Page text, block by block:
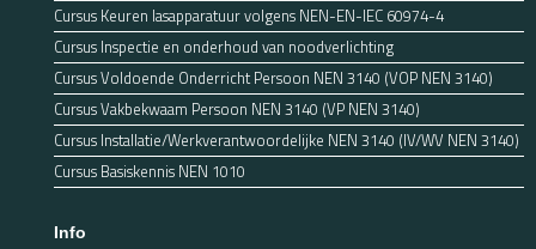
Cursus Keuren lasapparatuur volgens NEN-EN-IEC 60974-4
Cursus Inspectie en onderhoud van noodverlichting
Cursus Voldoende Onderricht Persoon NEN 3140 (VOP NEN 3140)
Cursus Vakbekwaam Persoon NEN 3140 (VP NEN 3140)
Cursus Installatie/Werkverantwoordelijke NEN 3140 (IV/WV NEN 3140)
Cursus Basiskennis NEN 1010
Info